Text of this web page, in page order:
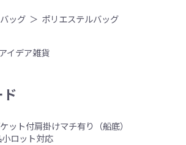
ッグ
ポリエステルバッグ
イデア雑貨
ット付肩掛けマチ有り（船底）
小ロット対応